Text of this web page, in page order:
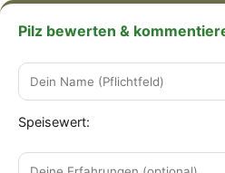
Pilz bewerten &
Speisewert: